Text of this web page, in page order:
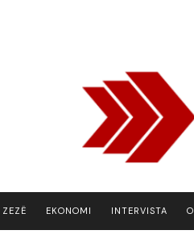
EKONOMI INTERVISTA